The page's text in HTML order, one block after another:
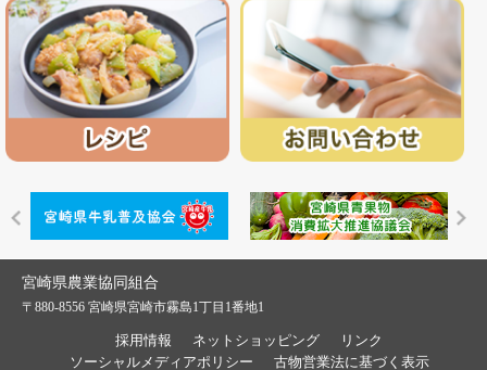
宮崎県農業協同組合
〒880-8556 宮崎県宮崎市霧島1丁目1番地1
採用情報 ネットショッピング
リンク
ソーシャルメディアポリシー
古物営業法に基づく表示